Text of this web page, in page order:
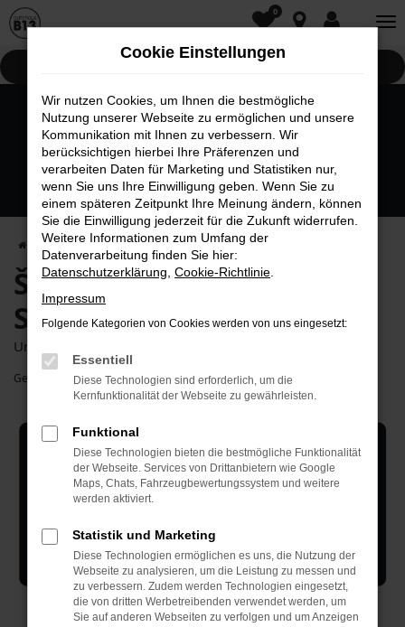
Zum
0
Startseite Service & Werkstatt Serviceleistungen
Škoda I Seat I Cupra -
Serviceleistungen
Unser umfangreiches Leistungsspektrum
Genannte Preise gelten bis 31.12.2025.
Dialogannahme
Haupt- und
Cookie Einstellungen
Wir nutzen Cookies, um Ihnen die bestmögliche
Nutzung unserer Webseite zu ermöglichen und unsere
Kommunikation mit Ihnen zu verbessern. Wir
berücksichtigen hierbei Ihre Präferenzen und
verarbeiten Daten für Marketing und Statistiken nur,
wenn Sie uns Ihre Einwilligung geben. Wenn Sie zu
einem späteren Zeitpunkt Ihre Meinung ändern, können
Sie die Einwilligung jederzeit für die Zukunft widerrufen.
Weitere Informationen zum Umfang der
Datenverarbeitung finden Sie hier:
Datenschutzerklärung Cookie-Richtlinie
Impressum
Folgende Kategorien von Cookies werden von uns eingesetzt:
Essentiell
Diese Technologien sind erforderlich, um die
Kernfunktionalität der Webseite zu gewährleisten.
Funktional
Diese Technologien bieten die bestmögliche Funktionalität
der Webseite. Services von Drittanbietern wie Google
Maps, Chats, Fahrzeugbewertungssystem und weitere
werden aktiviert.
Statistik und Marketing
Diese Technologien ermöglichen es uns, die Nutzung der
Webseite zu analysieren, um die Leistung zu messen und
zu verbessern. Zudem werden Technologien eingesetzt,
die von dritten Werbetreibenden verwendet werden, um
Sie auf anderen Webseiten zu verfolgen und um Anzeigen